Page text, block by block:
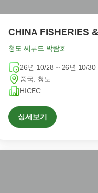
청도 씨푸드 박람회
26년 10/28 ~ 26년 10/30
중국, 청도
HICEC
상세보기